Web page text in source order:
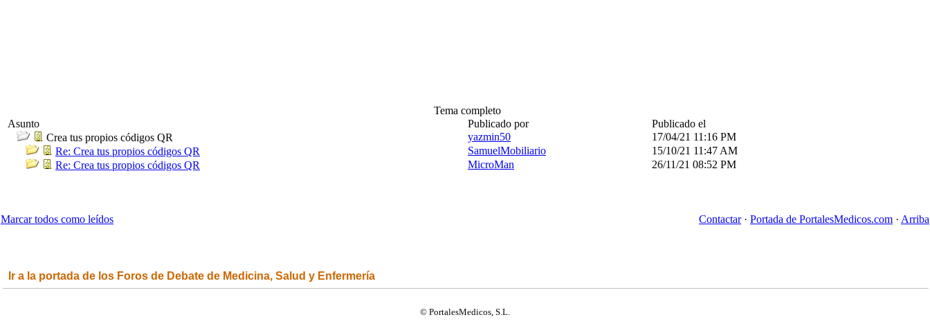
Tema completo
Asunto
Publicado por
Publicado el
Crea tus propios códigos QR
yazmin50 17/04/21 11:16 PM
Re: Crea tus propios códigos QR
SamuelMobiliario 15/10/21 11:47 AM
Re: Crea tus propios códigos QR
MicroMan 26/11/21 08:52 PM
Marcar todos como leídos Contactar· Portada de PortalesMedicos.com · Arriba
Ir a la portada de los Foros de Debate de Medicina, Salud y Enfermería
© PortalesMedicos, S.L.